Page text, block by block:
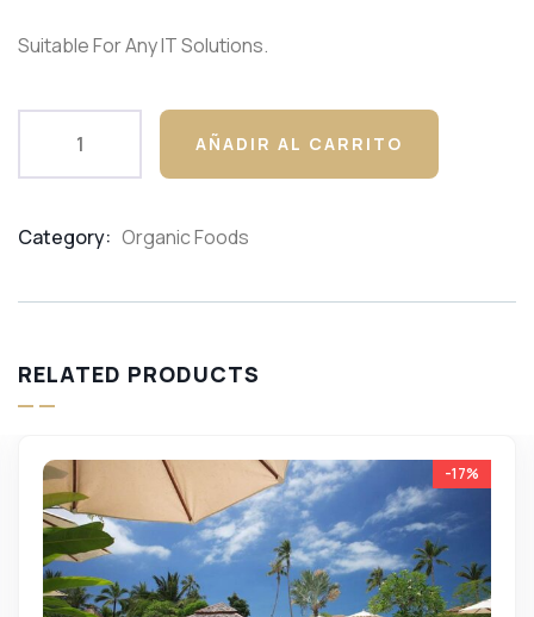
Suitable For Any IT Solutions.
AÑADIR AL CARRITO
Category: Organic Foods
RELATED PRODUCTS
-17%